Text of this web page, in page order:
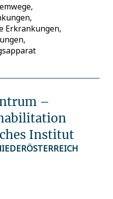
Erkrankungen,
–
Institut